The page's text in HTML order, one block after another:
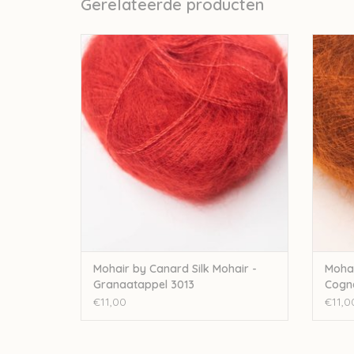
Gerelateerde producten
Mohair By Canard Mohair by Canard Silk
Mohair - Granaatappel 3013
TOEVOEGEN AAN WINKELWAGEN
Mohair by Canard Silk Mohair -
Granaatappel 3013
€11,00